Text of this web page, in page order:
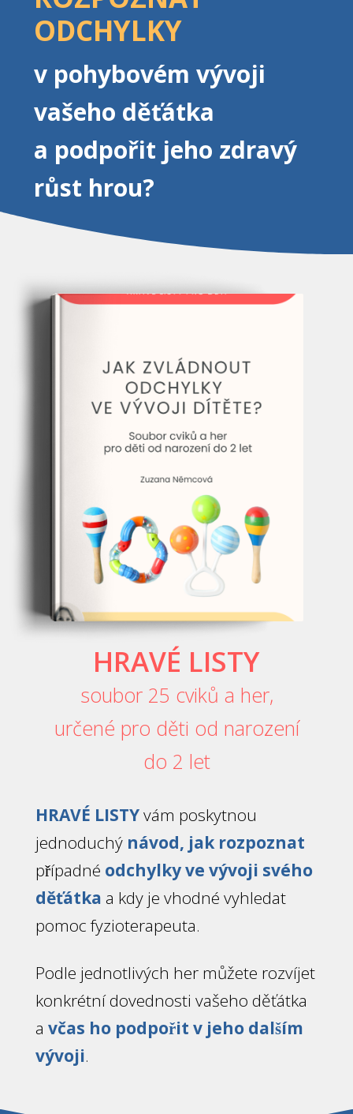
ODCHYLKY
v pohybovém vývoji
vašeho děťátka
a podpořit jeho zdravý
růst hrou?
HRAVÉ LISTY
soubor 25 cviků a her,
určené pro děti od narození
do 2 let
HRAVÉ LISTYvám poskytnou
jednoduchý návod, jak rozpoznat
případné odchylky ve vývoji svého
děťátka a kdy je vhodné vyhledat
pomoc fyzioterapeuta.
Podle jednotlivých her můžete rozvíjet
konkrétní dovednosti vašeho děťátka
a včas ho podpořit v jeho dalším
vývoji.